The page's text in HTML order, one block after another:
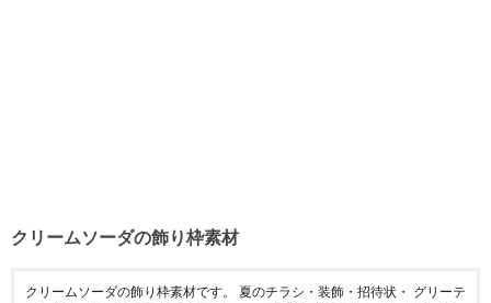
クリームソーダの飾り枠素材
クリームソーダの飾り枠素材です。 夏のチラシ・装飾・招待状・ グリーテ